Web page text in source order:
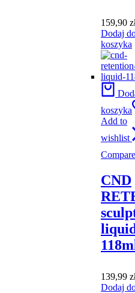
159,90
Dodaj
koszyka
koszyka
Add to
wishlist
Compare
CND
139,99
Dodaj